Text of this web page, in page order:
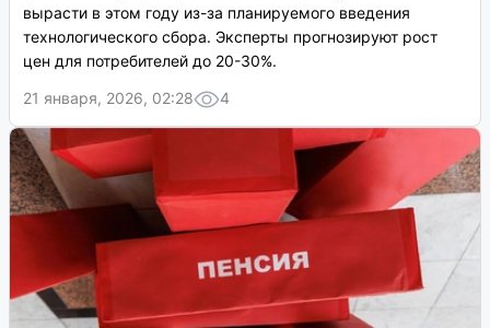
вырасти в этом году из-за планируемого введения
технологического сбора. Эксперты прогнозируют рост
цен для потребителей до 20-30%.
21 января, 2026, 02:28
4